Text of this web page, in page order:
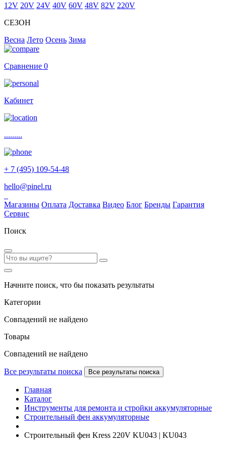
12V 20V 24V 40V 60V 48V 82V 220V
СЕЗОН
Весна Лето Осень Зима
Сравнение 0
Кабинет
.........
+ 7 (495) 109-54-48
hello@pinel.ru
Магазины Оплата Доставка Видео Блог Бренды Гарантия
Сервис
Поиск
Начните поиск, что бы показать результаты
Категории
Совпадений не найдено
Товары
Совпадений не найдено
Все результаты поиска Все результаты поиска
Главная
Каталог
Инструменты для ремонта и стройки аккумуляторные
Строительный фен аккумуляторные
Строительный фен Kress 220V KU043 | KU043